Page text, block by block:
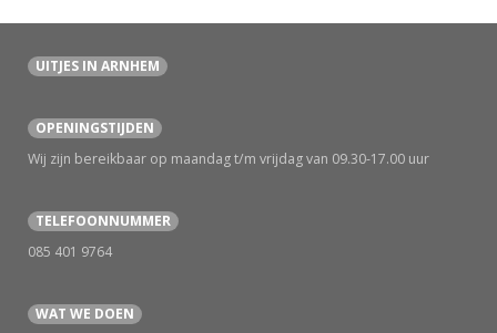
UITJES IN ARNHEM
OPENINGSTIJDEN
Wij zijn bereikbaar op maandag t/m vrijdag van 09.30-17.00 uur
TELEFOONNUMMER
085 401 9764
WAT WE DOEN